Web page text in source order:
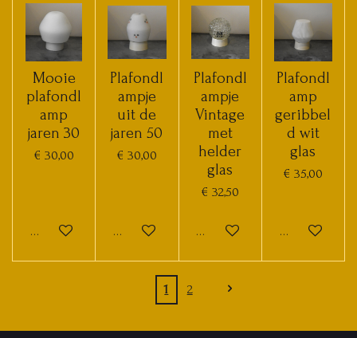
Mooie
plafondl
amp
jaren 30
€ 30,00
In winkelwagen
Plafondl
ampje
uit de
jaren 50
€ 30,00
In winkelwagen
Plafondl
ampje
Vintage
met
helder
glas
€ 32,50
In winkelwagen
Plafondl
amp
geribbel
d wit
glas
€ 35,00
In
1 2